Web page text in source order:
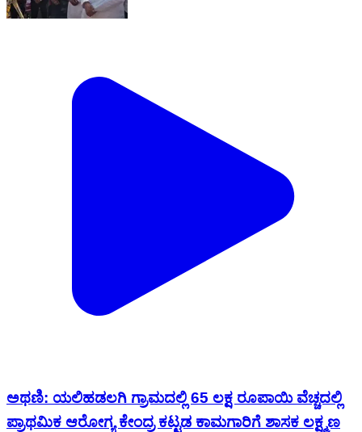
ಅಥಣಿ: ಯಲಿಹಡಲಗಿ ಗ್ರಾಮದಲ್ಲಿ 65 ಲಕ್ಷ ರೂಪಾಯಿ ವೆಚ್ಚದಲ್ಲಿ
ಪ್ರಾಥಮಿಕ ಆರೋಗ್ಯ ಕೇಂದ್ರ ಕಟ್ಟಡ ಕಾಮಗಾರಿಗೆ ಶಾಸಕ ಲಕ್ಷ್ಮಣ